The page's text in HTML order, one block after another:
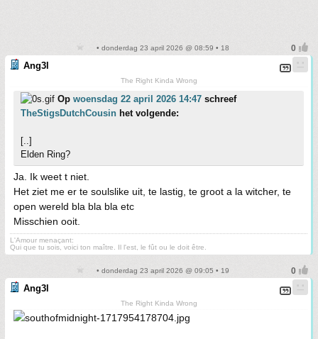
• donderdag 23 april 2026 @ 08:59 • 18
Ang3l
The Right Kinda Wrong
Op woensdag 22 april 2026 14:47 schreef
TheStigsDutchCousin het volgende:
[..]
Elden Ring?
Ja. Ik weet t niet.
Het ziet me er te soulslike uit, te lastig, te groot a la witcher, te
open wereld bla bla bla etc
Misschien ooit.
L'Amour menaçant:
Qui que tu sois, voici ton maître. Il l'est, le fût ou le doit être.
• donderdag 23 april 2026 @ 09:05 • 19
Ang3l
The Right Kinda Wrong